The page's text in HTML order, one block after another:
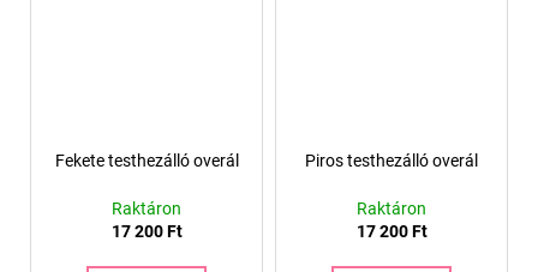
Fekete testhezálló overál
Raktáron
17 200 Ft
Piros testhezálló overál
Raktáron
17 200 Ft